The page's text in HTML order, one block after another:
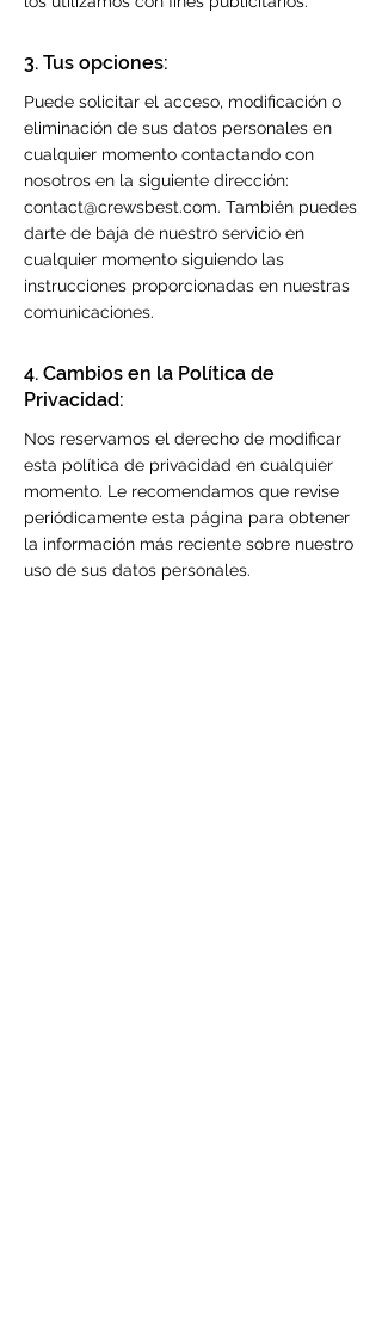
3. Tus opciones:
Puede solicitar el acceso, modificación o
eliminación de sus datos personales en
cualquier momento contactando con
nosotros en la siguiente dirección:
contact@crewsbest.com. También puedes
darte de baja de nuestro servicio en
cualquier momento siguiendo las
instrucciones proporcionadas en nuestras
comunicaciones.
4. Cambios en la Política de
Privacidad:
Nos reservamos el derecho de modificar
esta política de privacidad en cualquier
momento. Le recomendamos que revise
periódicamente esta página para obtener
la información más reciente sobre nuestro
uso de sus datos personales.